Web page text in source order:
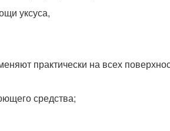
уксуса,
практически на всех
средства;